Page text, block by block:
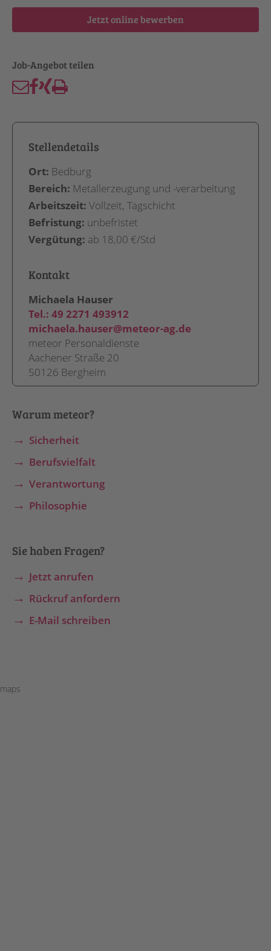
Jetzt online bewerben
Stellendetails
Ort: Bedburg
Bereich: Metallerzeugung und -verarbeitung
Arbeitszeit: Vollzeit, Tagschicht
Befristung: unbefristet
Vergütung: ab 18,00 €/Std
Kontakt
Michaela Hauser
Tel.: 49 2271 493912
michaela.hauser@meteor-ag.de
meteor Personaldienste
Aachener Straße 20
50126 Bergheim
Warum meteor?
Sicherheit
Berufsvielfalt
Verantwortung
Philosophie
Sie haben Fragen?
Jetzt anrufen
Rückruf anfordern
E-Mail schreiben
maps